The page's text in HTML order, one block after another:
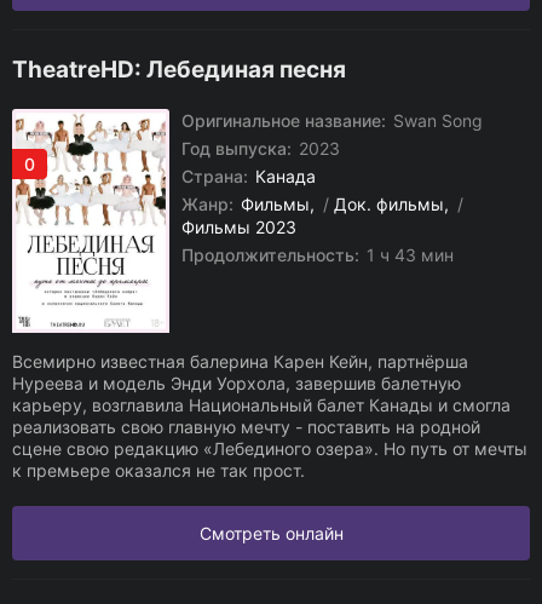
TheatreHD: Лебединая песня
0
Оригинальное название: Swan Song
Год выпуска: 2023
Страна: Канада
Жанр: Фильмы / Док. фильмы
/
Фильмы 2023
Продолжительность: 1 ч 43 мин
Всемирно известная балерина Карен Кейн, партнёрша
Нуреева и модель Энди Уорхола, завершив балетную
карьеру, возглавила Национальный балет Канады и смогла
реализовать свою главную мечту - поставить на родной
сцене свою редакцию «Лебединого озера». Но путь от мечты
к премьере оказался не так прост.
Смотреть онлайн